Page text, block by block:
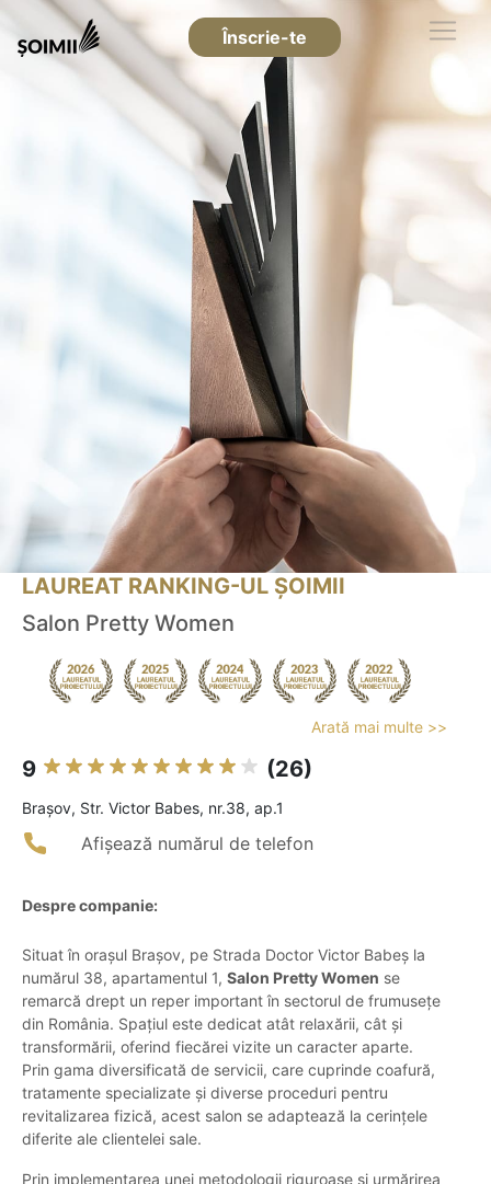
Înscrie-te
LAUREAT RANKING-UL ȘOIMII
Salon Pretty Women
Arată mai multe >>
9 (26)
Braşov, Str. Victor Babes, nr.38, ap.1
Afișează numărul de telefon
Despre companie:
Situat în orașul Brașov, pe Strada Doctor Victor Babeș la
numărul 38, apartamentul 1, Salon Pretty Women se
remarcă drept un reper important în sectorul de frumusețe
din România. Spațiul este dedicat atât relaxării, cât și
transformării, oferind fiecărei vizite un caracter aparte.
Prin gama diversificată de servicii, care cuprinde coafură,
tratamente specializate și diverse proceduri pentru
revitalizarea fizică, acest salon se adaptează la cerințele
diferite ale clientelei sale.
Prin implementarea unei metodologii riguroase și urmărirea